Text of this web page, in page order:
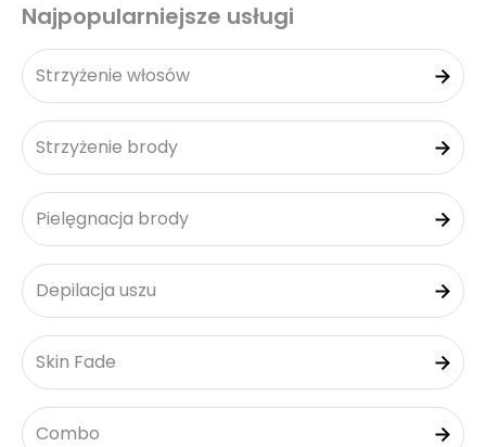
Najpopularniejsze usługi
Strzyżenie włosów
Strzyżenie brody
Pielęgnacja brody
Depilacja uszu
Skin Fade
Combo